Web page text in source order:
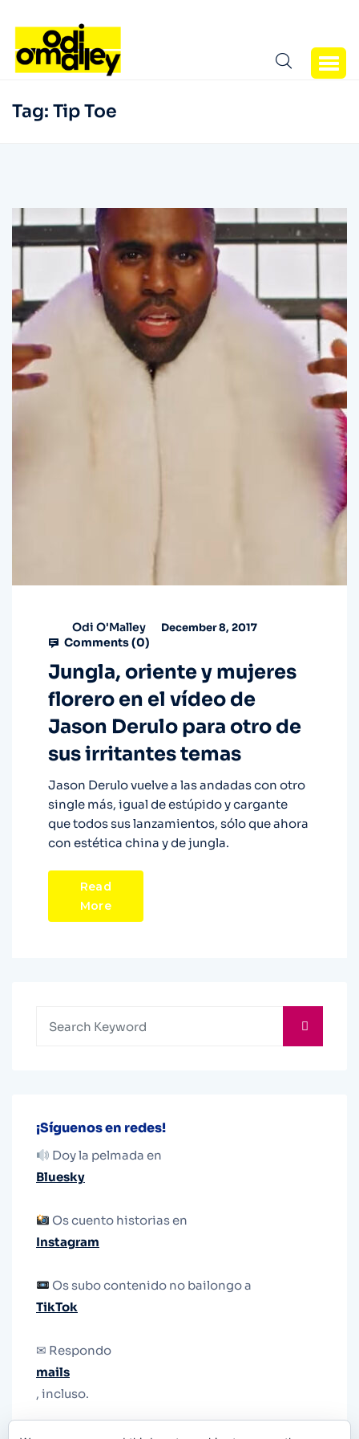
Tag: Tip Toe
Odi O'Malley December 8, 2017
Comments (0)
Jungla, oriente y mujeres
florero en el vídeo de
Jason Derulo para otro de
sus irritantes temas
Jason Derulo vuelve a las andadas con otro
single más, igual de estúpido y cargante
que todos sus lanzamientos, sólo que ahora
con estética china y de jungla.
Read
More
¡Síguenos en redes!
Doy la pelmada en
Bluesky
Os cuento historias en
Instagram
Os subo contenido no bailongo a
TikTok
✉ Respondo
mails
, incluso.